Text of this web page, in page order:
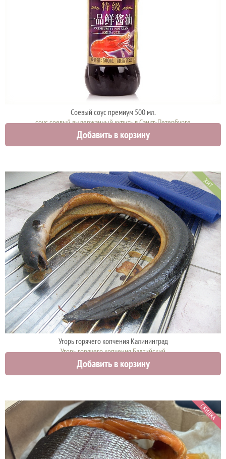
Соевый соус премиум 500 мл.
соус соевый выдержанный купить в Санкт-Петербурге
700 руб.
Добавить в корзину
ХИТ
Угорь горячего копчения Калининград
Угорь горячего копчения Балтийский
4700 руб.
Добавить в корзину
СКИДКА